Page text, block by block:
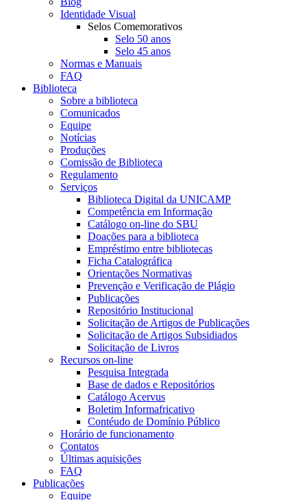
Identidade Visual
Selos Comemorativos
Selo 50 anos
Selo 45 anos
Normas e Manuais
FAQ
Biblioteca
Sobre a biblioteca
Comunicados
Equipe
Notícias
Produções
Comissão de Biblioteca
Regulamento
Serviços
Biblioteca Digital da UNICAMP
Competência em Informação
Catálogo on-line do SBU
Doações para a biblioteca
Empréstimo entre bibliotecas
Ficha Catalográfica
Orientações Normativas
Prevenção e Verificação de Plágio
Publicações
Repositório Institucional
Solicitação de Artigos de Publicações
Solicitação de Artigos Subsidiados
Solicitação de Livros
Recursos on-line
Pesquisa Integrada
Base de dados e Repositórios
Catálogo Acervus
Boletim Informafricativo
Contéudo de Domínio Público
Horário de funcionamento
Contatos
Últimas aquisições
FAQ
Publicações
Equipe